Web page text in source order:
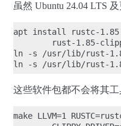
虽然 Ubuntu 24.04 LTS
apt install rustc-1.85
rust-1.85-
ln -s /usr/lib/rust-
这些软件包都不会将其
make LLVM=1